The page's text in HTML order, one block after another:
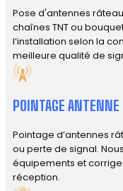
Pose d'antennes
chaînes TNT ou
l’installation selon la
meilleure qualité de
POINTAGE ANTENNE
Pointage d’antennes
ou perte de signal.
équipements et
réception.